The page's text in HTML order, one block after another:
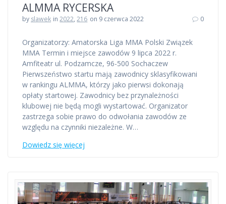
ALMMA RYCERSKA
by slawek in2022,216 on 9 czerwca 2022 0
Organizatorzy: Amatorska Liga MMA Polski Związek
MMA Termin i miejsce zawodów 9 lipca 2022 r.
Amfiteatr ul. Podzamcze, 96-500 Sochaczew
Pierwszeństwo startu mają zawodnicy sklasyfikowani
w rankingu ALMMA, którzy jako pierwsi dokonają
opłaty startowej. Zawodnicy bez przynależności
klubowej nie będą mogli wystartować. Organizator
zastrzega sobie prawo do odwołania zawodów ze
względu na czynniki niezależne. W…
Dowiedz się więcej